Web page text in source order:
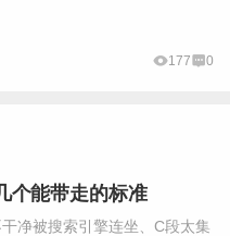
177 0
个能带走的标准
净被搜索引擎连坐、C段太集